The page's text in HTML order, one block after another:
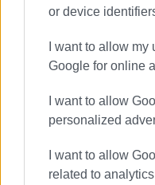
or device
I want to allow
Google for online
I want to allow
personalized
I want to allow
related to